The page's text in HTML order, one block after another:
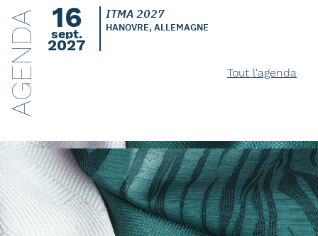
AGENDA 16
sept.
2027
ITMA 2027
HANOVRE, ALLEMAGNE
Tout l'agenda